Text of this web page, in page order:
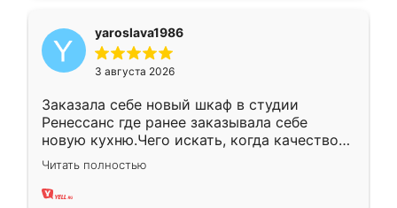
yaroslava1986
3 августа 2026
Заказала себе новый шкаф в студии
Ренессанс где ранее заказывала себе
новую кухню.Чего искать, когда качеством
вполне довольна. Служит кухня уже почти
два года, нареканий нет.
Читать полностью